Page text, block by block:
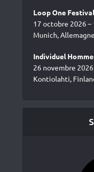
Loop One Festival
17 octobre 2026
Munich, Allemagne
Individuel
26 novembre
Kontiolahti,